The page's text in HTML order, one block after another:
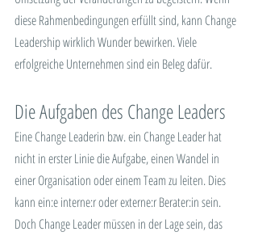
diese Rahmenbedingungen erfüllt sind, kann Change
Leadership wirklich Wunder bewirken. Viele
erfolgreiche Unternehmen sind ein Beleg dafür.
Die Aufgaben des Change Leaders
Eine Change Leaderin bzw. ein Change Leader hat
nicht in erster Linie die Aufgabe, einen Wandel in
einer Organisation oder einem Team zu leiten. Dies
kann ein:e interne:r oder externe:r Berater:in sein.
Doch Change Leader müssen in der Lage sein, das